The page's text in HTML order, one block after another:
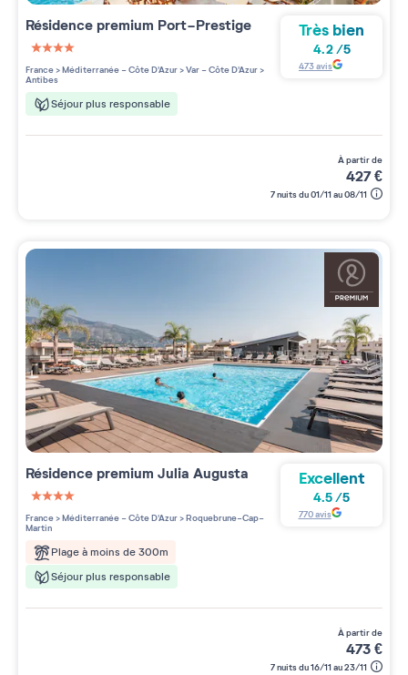
Résidence premium Port-Prestige
4 étoiles sur 5
France>Méditerranée - Côte D'Azur>Var - Côte D'Azur>
Antibes
Séjour plus responsable
Très bien
4.2/5
473avis
à partir de
427€
7 nuits du 01/11 au 08/11
Résidence premium Julia Augusta
4 étoiles sur 5
France>Méditerranée - Côte D'Azur>Roquebrune-Cap-
Martin
Plage à moins de 300m
Séjour plus responsable
Excellent
4.5/5
770avis
à partir de
473€
7 nuits du 16/11 au 23/11